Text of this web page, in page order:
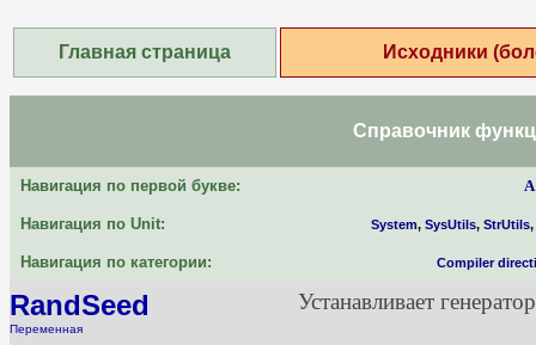
Главная страница Исходники
Справочник
Навигация по первой букве: A
Навигация по Unit: System, SysUtils, StrUtils,
Навигация по категории: Compiler
RandSeed
Переменная
Устанавливает